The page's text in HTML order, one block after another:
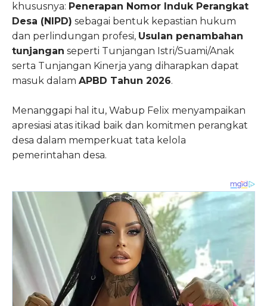
khususnya: Penerapan Nomor Induk Perangkat
Desa (NIPD) sebagai bentuk kepastian hukum
dan perlindungan profesi, Usulan penambahan
tunjangan seperti Tunjangan Istri/Suami/Anak
serta Tunjangan Kinerja yang diharapkan dapat
masuk dalam APBD Tahun 2026.
Menanggapi hal itu, Wabup Felix menyampaikan
apresiasi atas itikad baik dan komitmen perangkat
desa dalam memperkuat tata kelola
pemerintahan desa.